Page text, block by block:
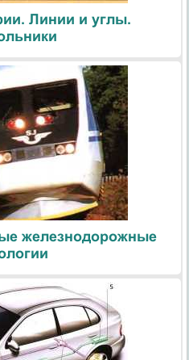
Линии и углы.
железнодорожные